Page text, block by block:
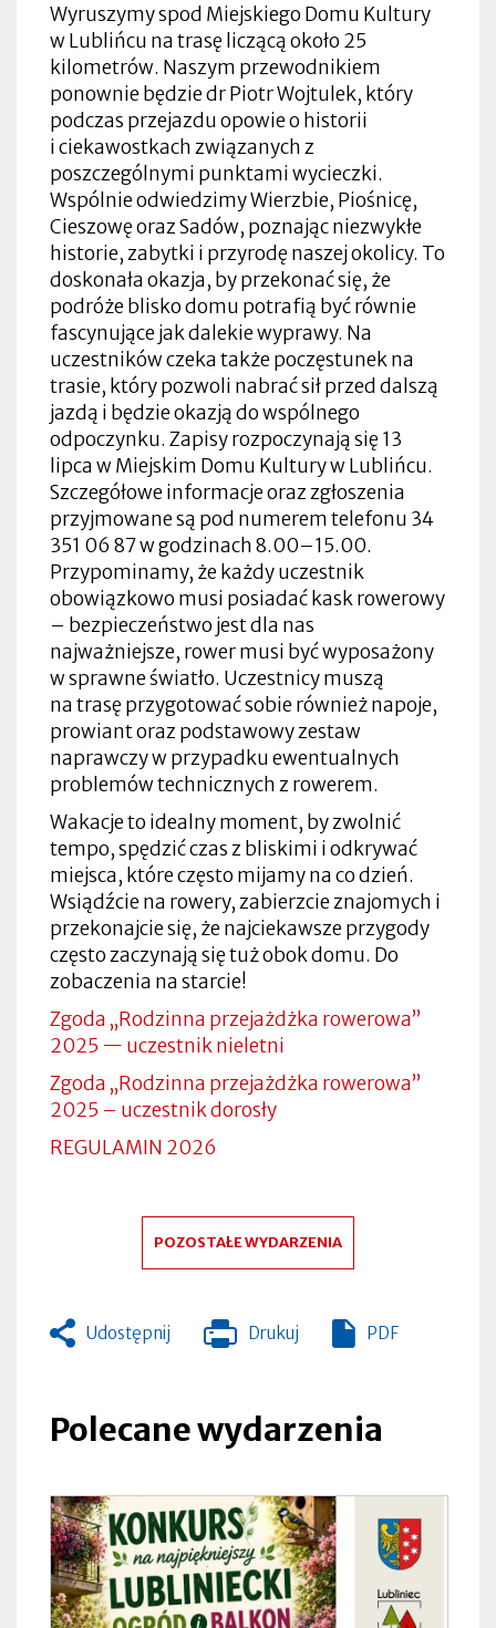
Wyruszymy spod Miejskiego Domu Kultury
w Lublińcu na trasę liczącą około 25
kilometrów. Naszym przewodnikiem
ponownie będzie dr Piotr Wojtulek, który
podczas przejazdu opowie o historii
i ciekawostkach związanych z
poszczególnymi punktami wycieczki.
Wspólnie odwiedzimy Wierzbie, Piośnicę,
Cieszowę oraz Sadów, poznając niezwykłe
historie, zabytki i przyrodę naszej okolicy. To
doskonała okazja, by przekonać się, że
podróże blisko domu potrafią być równie
fascynujące jak dalekie wyprawy. Na
uczestników czeka także poczęstunek na
trasie, który pozwoli nabrać sił przed dalszą
jazdą i będzie okazją do wspólnego
odpoczynku. Zapisy rozpoczynają się 13
lipca w Miejskim Domu Kultury w Lublińcu.
Szczegółowe informacje oraz zgłoszenia
przyjmowane są pod numerem telefonu 34
351 06 87 w godzinach 8.00–15.00.
Przypominamy, że każdy uczestnik
obowiązkowo musi posiadać kask rowerowy
– bezpieczeństwo jest dla nas
najważniejsze, rower musi być wyposażony
w sprawne światło. Uczestnicy muszą
na trasę przygotować sobie również napoje,
prowiant oraz podstawowy zestaw
naprawczy w przypadku ewentualnych
problemów technicznych z rowerem.
Wakacje to idealny moment, by zwolnić
tempo, spędzić czas z bliskimi i odkrywać
miejsca, które często mijamy na co dzień.
Wsiądźcie na rowery, zabierzcie znajomych i
przekonajcie się, że najciekawsze przygody
często zaczynają się tuż obok domu. Do
zobaczenia na starcie!
Zgoda „Rodzinna przejażdżka rowerowa”
2025 — uczestnik nieletni
Zgoda „Rodzinna przejażdżka rowerowa”
2025 – uczestnik dorosły
REGULAMIN 2026
POZOSTAŁE WYDARZENIA
Udostępnij Drukuj
Otworzy
zakładce
PDF
Polecane wydarzenia